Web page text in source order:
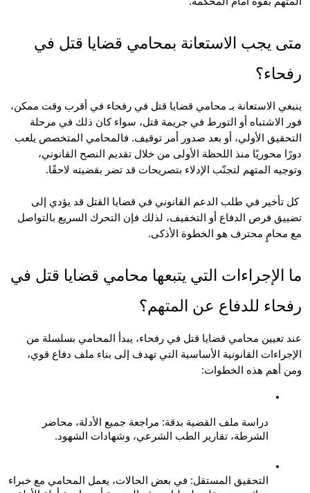
متى يجب الاستعانة بمحامي قضايا قتل في
ينبغي الاستعانة بـ محامي قضايا قتل في رفحاء في أقرب وقت ممكن،
فور الاشتباه أو التورط في جريمة قتل، سواء كان ذلك في مرحلة
دورًا محوريًا منذ اللحظة الأولى من خلال تقديم النصح القانوني،
المتهم لتجنّب الإدلاء بتصريحات قد تضر بقضيته لاحقًا.
كل تأخير في طلب الدعم القانوني في قضايا القتل قد يؤدي إلى
تضييق فرص الدفاع أو التخفيف، لذلك فإن التحرك السريع بالتواصل
محترف هو الخطوة الأذكى.
ما الإجراءات التي يتبعها محامي قضايا قتل في
للدفاع عن المتهم؟
عند تعيين محامي قضايا قتل في رفحاء، يبدأ المحامي بسلسلة من
الإجراءات القانونية الأساسية التي تهدف إلى بناء ملف دفاع قوي،
أهم هذه الخطوات:
دراسة ملف القضية بدقة: مراجعة جميع الأدلة، محاضر
الشرطة، تقارير الطب الشرعي، وشهادات الشهود.
التحقيق المستقل: في بعض الحالات، يعمل المحامي مع خبراء